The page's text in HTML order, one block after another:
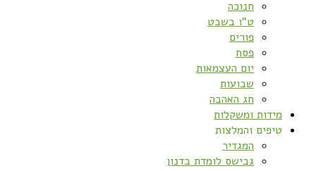
חנוכה
ט”ו בשבט
פורים
פסח
יום העצמאות
שבועות
חג האהבה
מידות ומשקלות
טיפים והמלצות
המגדיר
גבישס לומדת בדנון